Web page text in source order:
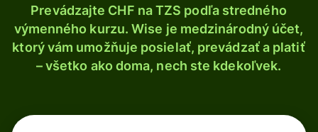
Prevádzajte CHF na TZS podľa stredného
výmenného kurzu. Wise je medzinárodný účet,
ktorý vám umožňuje posielať, prevádzať a platiť
– všetko ako doma, nech ste kdekoľvek.